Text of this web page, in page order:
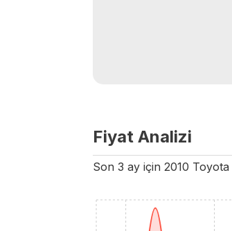
Fiyat Analizi
Son 3 ay için 2010 Toyota